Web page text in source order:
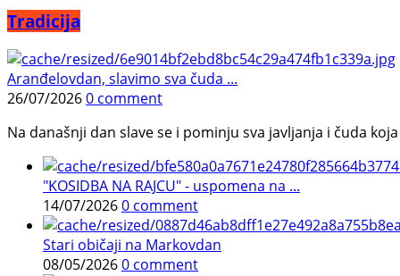
Tradicija
Aranđelovdan, slavimo sva čuda ...
26/07/20260 comment
Na današnji dan slave se i pominju sva javljanja i čuda
"KOSIDBA NA RAJCU" - uspomena na ...
14/07/20260 comment
Stari običaji na Markovdan
08/05/20260 comment